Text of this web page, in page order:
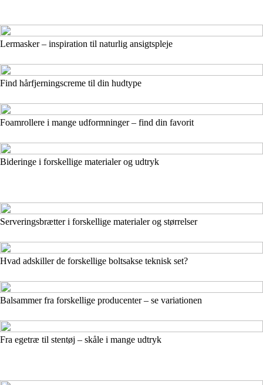
Lermasker – inspiration til naturlig ansigtspleje
Find hårfjerningscreme til din hudtype
Foamrollere i mange udformninger – find din favorit
Bideringe i forskellige materialer og udtryk
Serveringsbrætter i forskellige materialer og størrelser
Hvad adskiller de forskellige boltsakse teknisk set?
Balsammer fra forskellige producenter – se variationen
Fra egetræ til stentøj – skåle i mange udtryk